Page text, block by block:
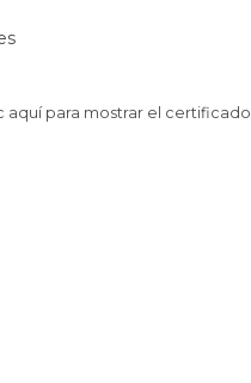
aquí para mostrar el certificado